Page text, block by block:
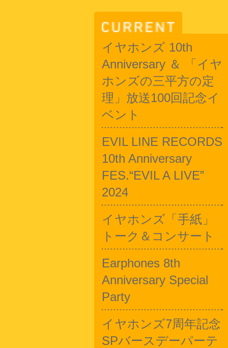
イヤホンズ 10th
Anniversary ＆ 「イヤ
ホンズの三平方の定
理」放送100回記念イ
ベント
EVIL LINE RECORDS
10th Anniversary
FES.“EVIL A LIVE”
2024
イヤホンズ「手紙」
トーク＆コンサート
Earphones 8th
Anniversary Special
Party
イヤホンズ7周年記念
SPバースデーパーテ